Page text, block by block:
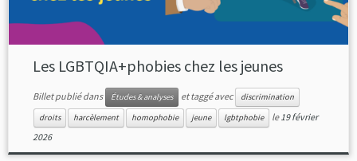
Les LGBTQIA+phobies chez les jeunes
Billet publié dans Études & analyses et taggé avec
discrimination
droits
harcèlement homophobie jeune lgbtphobie le 19 février
2026